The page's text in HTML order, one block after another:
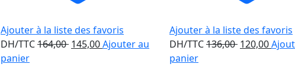
Ajouter à la liste des favoris
DH/TTC164,00 Le
145,00Le
Ajouter au
panier
Ajouter à la liste des favoris
DH/TTC136,00 Le
120,00Le
panier